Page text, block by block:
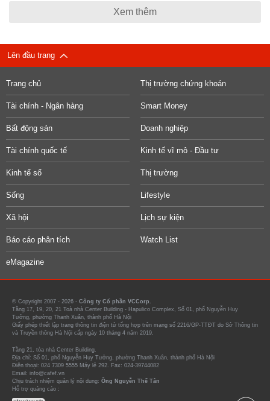
Xem thêm
Lên đầu trang
Trang chủ Thị trường chứng khoán
Tài chính - Ngân hàng Smart Money
Bất động sản Doanh nghiệp
Tài chính quốc tế Kinh tế vĩ mô - Đầu tư
Kinh tế số Thị trường
Sống Lifestyle
Xã hội Lịch sự kiện
Báo cáo phân tích Watch List
eMagazine
© Copyright 2007 - 2026 - Công ty Cổ phần VCCorp.
Tầng 17, 19, 20, 21 Toà nhà Center Building - Hapulico Complex, Số 01, phố Nguyễn Huy
Tưởng, phường Thanh Xuân, thành phố Hà Nội
Giấy phép thiết lập trang thông tin điện tử tổng hợp trên mạng số 2216/GP-TTĐT do Sở Thông tin
và Truyền thông Hà Nội cấp ngày 10 tháng 4 năm 2019.
Tầng 21, tòa nhà Center Building.
Địa chỉ: Số 01, phố Nguyễn Huy Tưởng, phường Thanh Xuân, thành phố Hà Nội
Điện thoại: 024 7309 5555 Máy lẻ 292. Fax: 024-39744082
Email: info@cafef.vn
Chịu trách nhiệm quản lý nội dung: Ông Nguyễn Thế Tân
Hỗ trợ quảng cáo :